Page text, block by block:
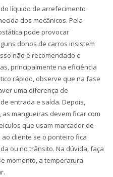
líquido de arrefecimento
dos mecânicos. Pela
pode provocar
donos de carros insistem
não é recomendado e
principalmente na eficiência
rápido, observe que na fase
uma diferença de
entrada e saída. Depois,
mangueiras devem ficar com
que usam marcador de
cliente se o ponteiro fica
ou no trânsito. Na dúvida, faça
momento, a temperatura